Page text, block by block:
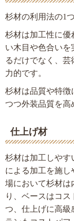
杉材の利用法の1
杉材は加工性に優
い木目や色合いを
るだけでなく、
力的です。
杉材は品質や特徴
つつ外装品質を高
仕上げ材
杉材は加工しやす
による加工を施し
場において杉材は
り、ベースはコ
つ、仕上げに高級